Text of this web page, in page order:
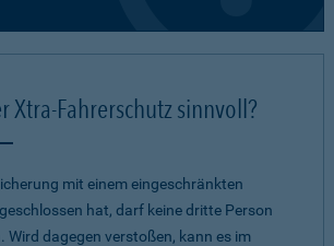
Xtra-Fahrerschutz sinnvoll?
mit einem eingeschränkten
hat, darf keine dritte Person
Wird dagegen verstoßen, kann es im